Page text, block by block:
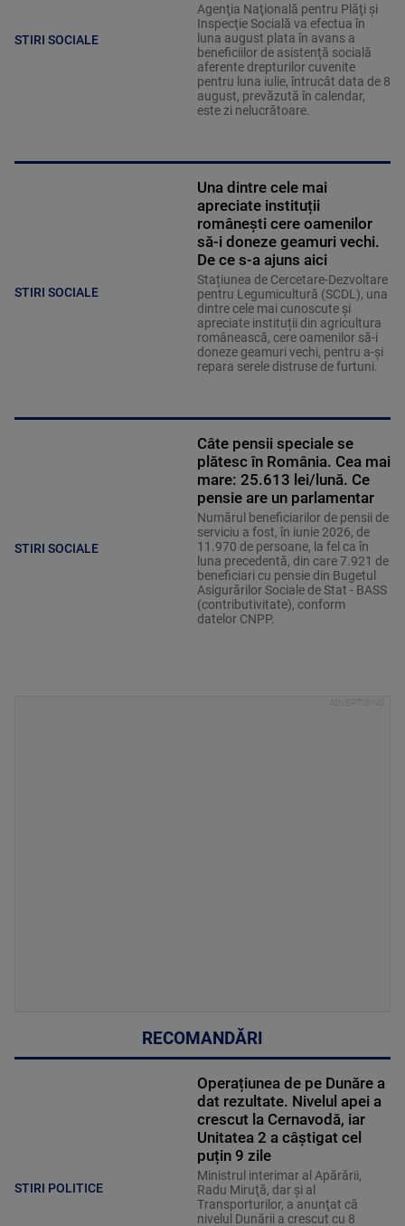
STIRI SOCIALE
Agenţia Naţională pentru Plăţi şi
Inspecţie Socială va efectua în
luna august plata în avans a
beneficiilor de asistenţă socială
aferente drepturilor cuvenite
pentru luna iulie, întrucât data de 8
august, prevăzută în calendar,
este zi nelucrătoare.
STIRI SOCIALE
Una dintre cele mai
apreciate instituții
românești cere oamenilor
să-i doneze geamuri vechi.
De ce s-a ajuns aici
Stațiunea de Cercetare-Dezvoltare
pentru Legumicultură (SCDL), una
dintre cele mai cunoscute și
apreciate instituții din agricultura
românească, cere oamenilor să-i
doneze geamuri vechi, pentru a-și
repara serele distruse de furtuni.
STIRI SOCIALE
Câte pensii speciale se
plătesc în România. Cea mai
mare: 25.613 lei/lună. Ce
pensie are un parlamentar
Numărul beneficiarilor de pensii de
serviciu a fost, în iunie 2026, de
11.970 de persoane, la fel ca în
luna precedentă, din care 7.921 de
beneficiari cu pensie din Bugetul
Asigurărilor Sociale de Stat - BASS
(contributivitate), conform
datelor CNPP.
RECOMANDĂRI
STIRI POLITICE
Operațiunea de pe Dunăre a
dat rezultate. Nivelul apei a
crescut la Cernavodă, iar
Unitatea 2 a câștigat cel
puțin 9 zile
Ministrul interimar al Apărării,
Radu Miruţă, dar şi al
Transporturilor, a anunţat că
nivelul Dunării a crescut cu 8